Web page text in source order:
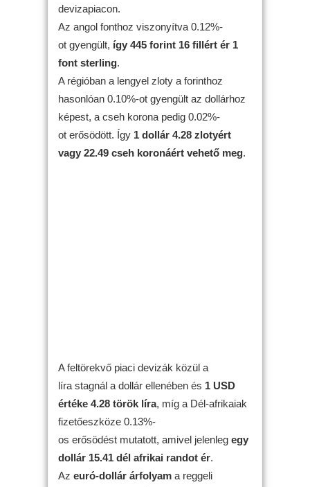
devizapiacon.
Az angol fonthoz viszonyítva 0.12%-
ot gyengült, így 445 forint 16 fillért ér 1
font sterling.
A régióban a lengyel zloty a forinthoz
hasonlóan 0.10%-ot gyengült az dollárhoz
képest, a cseh korona pedig 0.02%-
ot erősödött. Így 1 dollár 4.28 zlotyért
vagy 22.49 cseh koronáért vehető meg.
A feltörekvő piaci devizák közül a
líra stagnál a dollár ellenében és 1 USD
értéke 4.28 török líra, míg a Dél-afrikaiak
fizetőeszköze 0.13%-
os erősödést mutatott, amivel jelenleg egy
dollár 15.41 dél afrikai randot ér.
Az euró-dollár árfolyam a reggeli